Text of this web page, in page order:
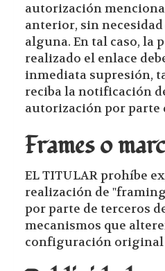
autorización
anterior, sin
alguna. En tal caso, la
realizado el enlace
inmediata supresión,
reciba la notificación
autorización por parte
Frames o
EL TITULAR prohíbe
realización de
por parte de terceros
mecanismos que
configuración original